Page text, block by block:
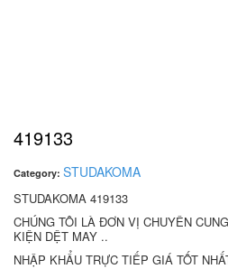
419133
Category: STUDAKOMA
STUDAKOMA 419133
CHÚNG TÔI LÀ ĐƠN VỊ CHUYÊN
KIỆN DỆT MAY ..
NHẬP KHẨU TRỰC TIẾP GIÁ TỐT